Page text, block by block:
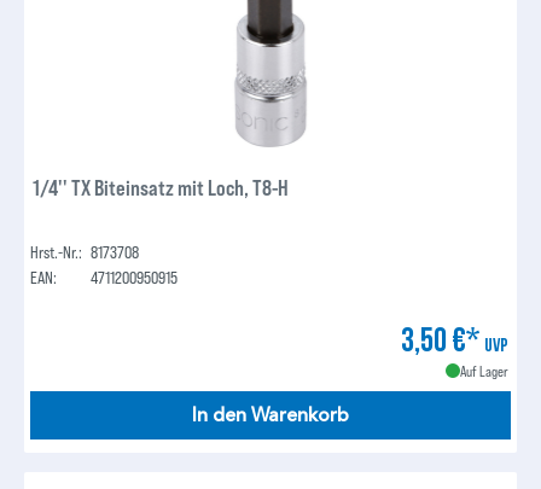
1/4'' TX Biteinsatz mit Loch, T8-H
Hrst.-Nr.: 8173708
EAN:
4711200950915
3,50 €* UVP
Auf Lager
In den Warenkorb